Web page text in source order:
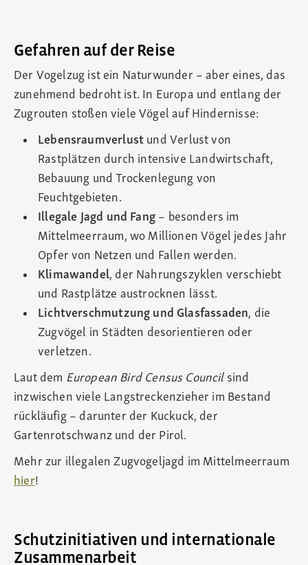
Gefahren auf der Reise
Der Vogelzug ist ein Naturwunder – aber eines, das
zunehmend bedroht ist. In Europa und entlang der
Zugrouten stoßen viele Vögel auf Hindernisse:
Lebensraumverlust und Verlust von
Rastplätzen durch intensive Landwirtschaft,
Bebauung und Trockenlegung von
Feuchtgebieten.
Illegale Jagd und Fang– besonders im
Mittelmeerraum, wo Millionen Vögel jedes Jahr
Opfer von Netzen und Fallen werden.
Klimawandel, der Nahrungszyklen verschiebt
und Rastplätze austrocknen lässt.
Lichtverschmutzung und Glasfassaden, die
Zugvögel in Städten desorientieren oder
verletzen.
Laut dem European Bird Census Councilsind
inzwischen viele Langstreckenzieher im Bestand
rückläufig – darunter der Kuckuck, der
Gartenrotschwanz und der Pirol.
Mehr zur illegalen Zugvogeljagd im Mittelmeerraum
hier!
Schutzinitiativen und internationale
Zusammenarbeit